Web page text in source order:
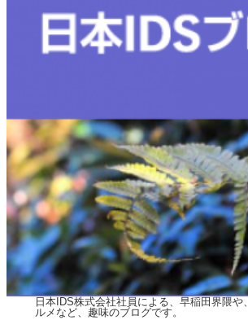
日本IDS株式会社社員による、早稲田界隈や
ルメなど、趣味のブログです。